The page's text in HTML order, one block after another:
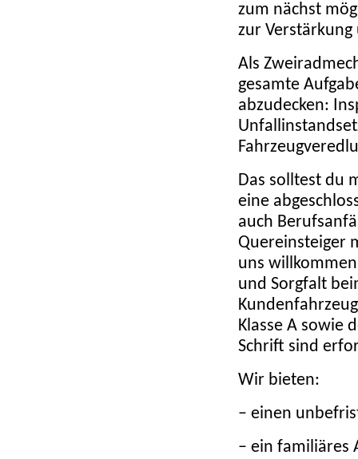
zum nächst
zur Verstärkung
Als
gesamte
abzudecken:
Das solltest du
eine
auch
Quereinsteiger
uns
und Sorgfalt
Klasse A sowie
Schrift sind
Wir bieten:
– einen
– ein familiäres